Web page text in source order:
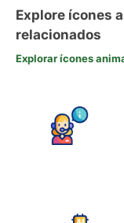
Explore ícones
relacionados
Explorar ícones